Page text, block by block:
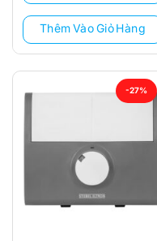
3.000.000 ₫.
Thêm Vào Giỏ Hàng
-27%